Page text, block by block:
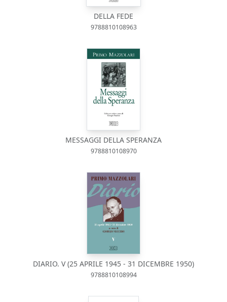
DELLA FEDE
9788810108963
MESSAGGI DELLA SPERANZA
9788810108970
DIARIO. V (25 APRILE 1945 - 31 DICEMBRE 1950)
9788810108994